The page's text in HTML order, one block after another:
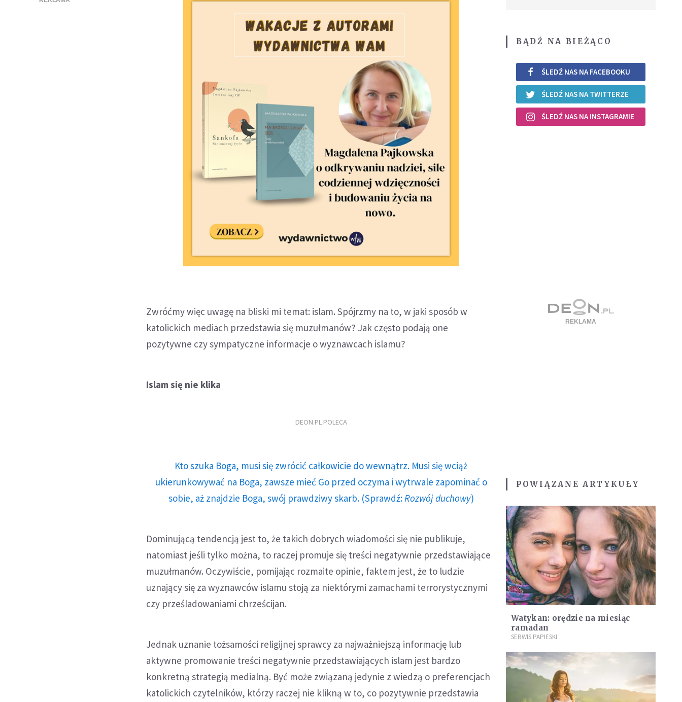
Zwróćmy więc uwagę na bliski mi temat: islam. Spójrzmy na to, w jaki sposób w
katolickich mediach przedstawia się muzułmanów? Jak często podają one
pozytywne czy sympatyczne informacje o wyznawcach islamu?
Islam się nie klika
DEON.PL POLECA
Kto szuka Boga, musi się zwrócić całkowicie do wewnątrz. Musi się wciąż
ukierunkowywać na Boga, zawsze mieć Go przed oczyma i wytrwale zapominać o
sobie, aż znajdzie Boga, swój prawdziwy skarb. (Sprawdź: Rozwój duchowy)
Dominującą tendencją jest to, że takich dobrych wiadomości się nie publikuje,
natomiast jeśli tylko można, to raczej promuje się treści negatywnie przedstawiające
muzułmanów. Oczywiście, pomijając rozmaite opinie, faktem jest, że to ludzie
uznający się za wyznawców islamu stoją za niektórymi zamachami terrorystycznymi
czy prześladowaniami chrześcijan.
Jednak uznanie tożsamości religijnej sprawcy za najważniejszą informację lub
aktywne promowanie treści negatywnie przedstawiających islam jest bardzo
konkretną strategią medialną. Być może związaną jedynie z wiedzą o preferencjach
katolickich czytelników, którzy raczej nie klikną w to, co pozytywnie przedstawia
BĄDŹ NA BIEŻĄCO
ŚLEDŹ NAS NA FACEBOOKU
ŚLEDŹ NAS NA TWITTERZE
ŚLEDŹ NAS NA INSTAGRAMIE
POWIĄZANE ARTYKUŁY
Watykan: orędzie na miesiąc
ramadan
SERWIS PAPIESKI